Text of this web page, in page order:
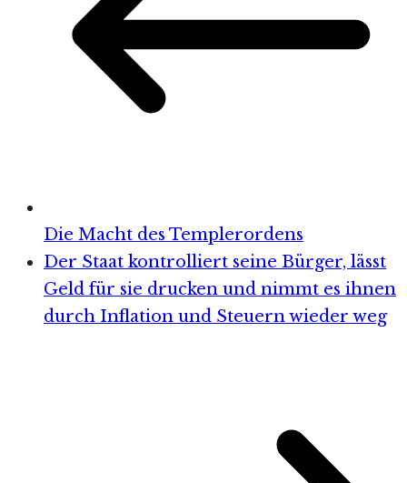
Die Macht des Templerordens
Der Staat kontrolliert seine Bürger, lässt
Geld für sie drucken und nimmt es ihnen
durch Inflation und Steuern wieder weg